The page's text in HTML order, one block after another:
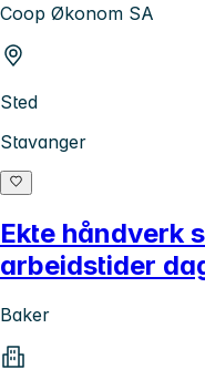
Coop Økonom SA
Sted
Stavanger
Ekte håndverk
arbeidstider
Baker